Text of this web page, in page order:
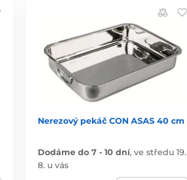
Nerezový pekáč CON ASAS 40 cm
Dodáme do 7 - 10 dní, ve středu 19.
8. u vás